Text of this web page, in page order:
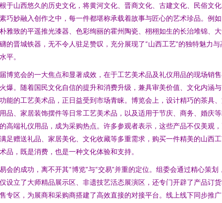
于山西悠久的历史文化，将黄河文化、晋商文化、古建文化、民俗文
巧妙融入创作之中，每一件都堪称承载着故事与匠心的艺术珍品。例
雅致的平遥推光漆器、色彩绚丽的霍州陶瓷、栩栩如生的长治堆锦、
的晋城铁器，无不令人驻足赞叹，充分展现了“山西工艺”的独特魅力与
平。
博览会的一大焦点和显著成效，在于工艺美术品及礼仪用品的现场销
爆。随着国民文化自信的提升和消费升级，兼具审美价值、文化内涵
能的工艺美术品，正日益受到市场青睐。博览会上，设计精巧的茶具
品、家居装饰摆件等日常工艺美术品，以及适用于节庆、商务、婚庆
高端礼仪用品，成为采购热点。许多参观者表示，这些产品不仅美观
足赠送礼品、家居美化、文化收藏等多重需求，购买一件精美的山西
品，既是消费，也是一种文化体验和支持。
会的成功，离不开其“博览”与“交易”并重的定位。组委会通过精心策划
设立了大师精品展示区、非遗技艺活态展演区，还专门开辟了产品订
专区，为展商和采购商搭建了高效直接的对接平台。线上线下同步推